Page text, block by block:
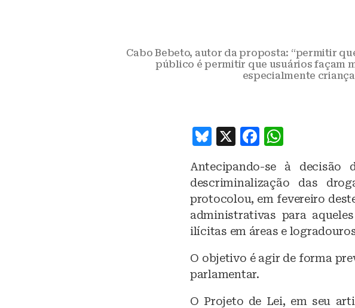
Cabo Bebeto, autor da proposta: “permitir
público é permitir que usuários façam
especialmente
B
e
s
k
y
X
F
c
e
b
o
o
k
h
at
s
A
p
p
Antecipando-se à decisão
descriminalização das
protocolou, em fevereiro
administrativas para
ilícitas em áreas e
O objetivo é agir de forma
parlamentar.
O Projeto de Lei, em seu